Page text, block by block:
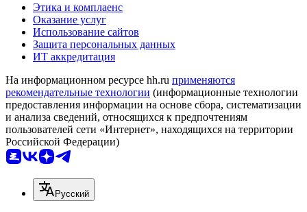
Этика и комплаенс
Оказание услуг
Использование сайтов
Защита персональных данных
ИТ аккредитация
На информационном ресурсе hh.ru применяются
рекомендательные технологии (информационные технологии
предоставления информации на основе сбора, систематизации
и анализа сведений, относящихся к предпочтениям
пользователей сети «Интернет», находящихся на территории
Российской Федерации)
Русский